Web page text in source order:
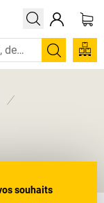
souhaits